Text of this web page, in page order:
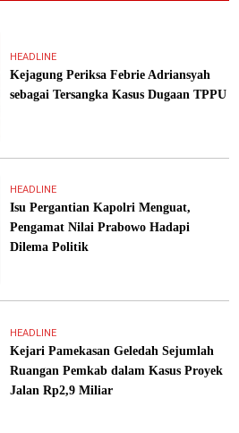
HEADLINE
Kejagung Periksa Febrie Adriansyah
sebagai Tersangka Kasus Dugaan TPPU
HEADLINE
Isu Pergantian Kapolri Menguat,
Pengamat Nilai Prabowo Hadapi
Dilema Politik
HEADLINE
Kejari Pamekasan Geledah Sejumlah
Ruangan Pemkab dalam Kasus Proyek
Jalan Rp2,9 Miliar